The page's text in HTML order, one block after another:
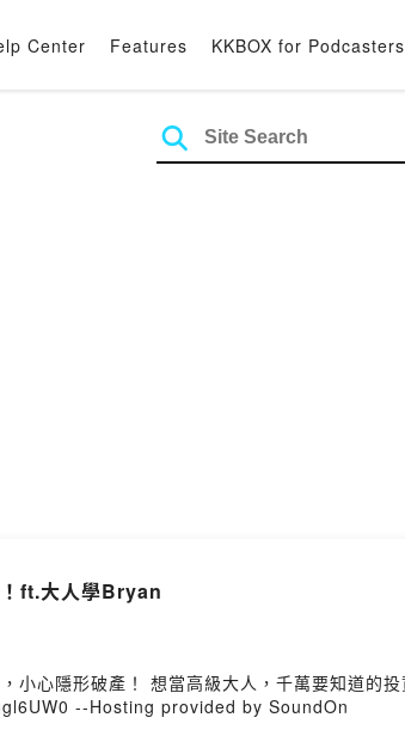
Center Features KKBOX for Podcasters
！ft.大人學Bryan
萬要知道的投資理財
心法，就讓大人學的Bryan一次告訴你！ #商戰 #台股 #台積電 #投資 #AI 影音版本：https://youtu.be/kpitggl6UW0 --Hosting provided by SoundOn